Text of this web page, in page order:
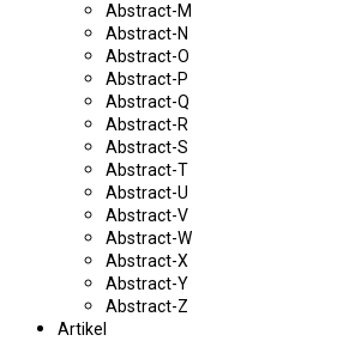
Abstract-M
Abstract-N
Abstract-O
Abstract-P
Abstract-Q
Abstract-R
Abstract-S
Abstract-T
Abstract-U
Abstract-V
Abstract-W
Abstract-X
Abstract-Y
Abstract-Z
Artikel